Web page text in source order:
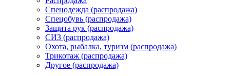
Спецодежда (распродажа)
Спецобувь (распродажа)
Защита рук (распродажа)
СИЗ (распродажа)
Охота, рыбалка, туризм (распродажа)
Трикотаж (распродажа)
Другое (распродажа)